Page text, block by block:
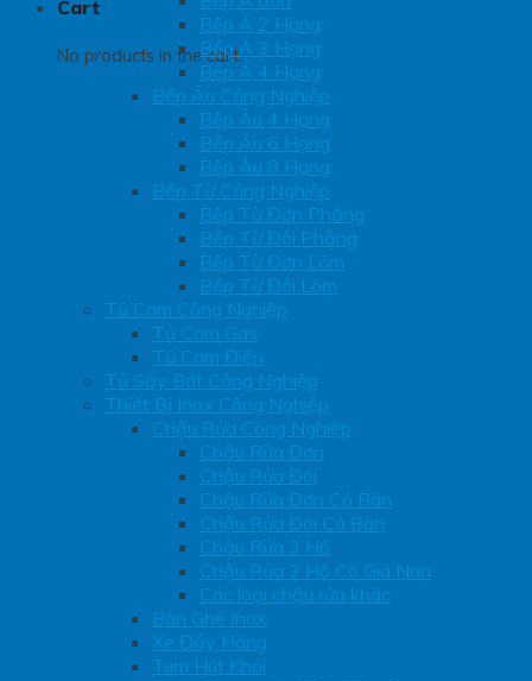
Cart
No products in the cart.
Bếp Á 2 Họng
Bếp Á 3 Họng
Bếp Á 4 Họng
Bếp Âu Công Nghiệp
Bếp Âu 4 Họng
Bếp Âu 6 Họng
Bếp Âu 8 Họng
Bếp Từ Công Nghiệp
Bếp Từ Đơn Phẳng
Bếp Từ Đôi Phẳng
Bếp Từ Đơn Lõm
Bếp Từ Đôi Lõm
Tủ Cơm Công Nghiệp
Tủ Cơm Gas
Tủ Cơm Điện
Tủ Sấy Bát Công Nghiệp
Thiết Bị Inox Công Nghiệp
Chậu Rửa Công Nghiệp
Chậu Rửa Đơn
Chậu Rửa Đôi
Chậu Rửa Đơn Có Bàn
Chậu Rửa Đôi Có Bàn
Chậu Rửa 3 Hố
Chậu Rửa 3 Hố Có Giá Nan
Các loại chậu rửa khác
Bàn Ghế Inox
Xe Đẩy Hàng
Tum Hút Khói